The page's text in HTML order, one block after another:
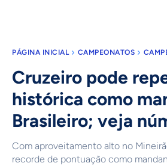
PÁGINA INICIAL CAMPEONATOS
Cruzeiro pode
histórica como
Brasileiro; veja
Com aproveitamento alto no
recorde de pontuação como